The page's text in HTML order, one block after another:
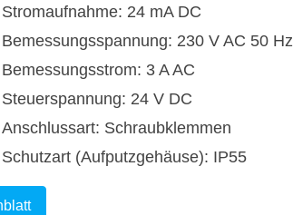
Stromaufnahme: 24 mA DC
Bemessungsspannung: 230 V AC 50 Hz
Bemessungsstrom: 3 A AC
Steuerspannung: 24 V DC
Anschlussart: Schraubklemmen
Schutzart (Aufputzgehäuse): IP55